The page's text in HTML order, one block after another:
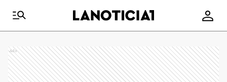
Ads